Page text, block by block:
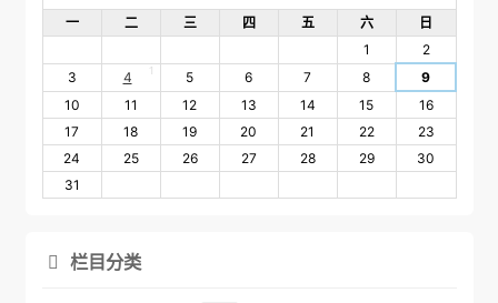
一
二 三 四 五 六
日
1
2
3
4 1 5 6 7 8
9
10
11 12 13 14 15
16
17
18 19 20 21 22
23
24
25 26 27 28 29
30
31
 栏目分类